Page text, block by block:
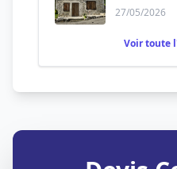
27/05/2026
Voir toute